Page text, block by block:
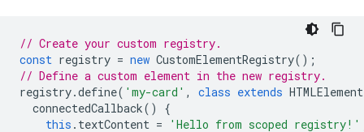
// Create your custom registry.
const registry = new CustomElementRegistry();
// Define a custom element in the new registry.
registry.define( 'my-card' , class extends HTMLElement
connectedCallback()
{
this . textContent = 'Hello from scoped registry!'